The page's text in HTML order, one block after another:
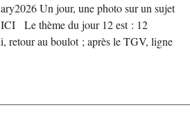
Un jour, une photo sur un sujet
Le thème du jour 12 est : 12
retour au boulot ; après le TGV, ligne